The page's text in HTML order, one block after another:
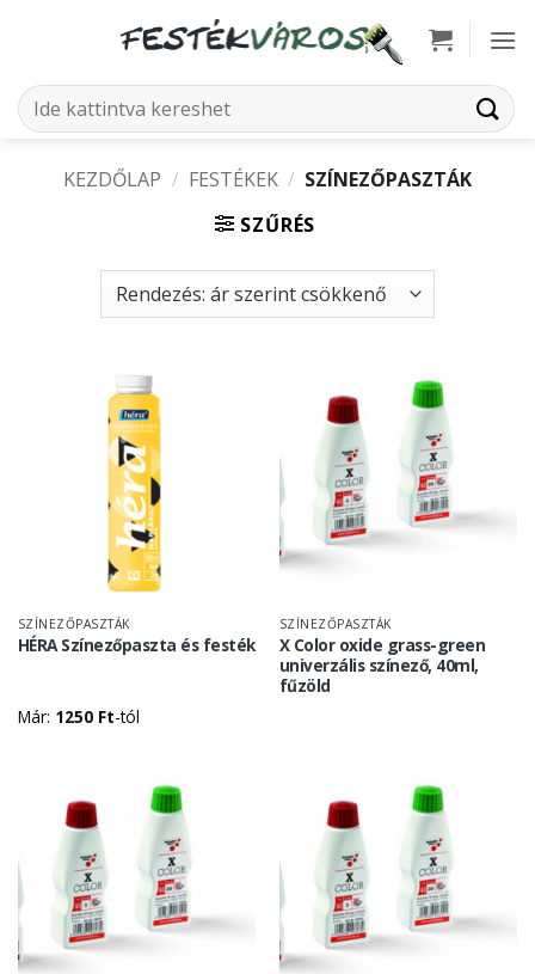
Keresés
a
KEZDŐLAP / FESTÉKEK / SZÍNEZŐPASZTÁK
SZŰRÉS
SZÍNEZŐPASZTÁK
HÉRA Színezőpaszta és festék
Már: 1250 Ft-tól
SZÍNEZŐPASZTÁK
X Color oxide grass-green
univerzális színező, 40ml,
fűzöld